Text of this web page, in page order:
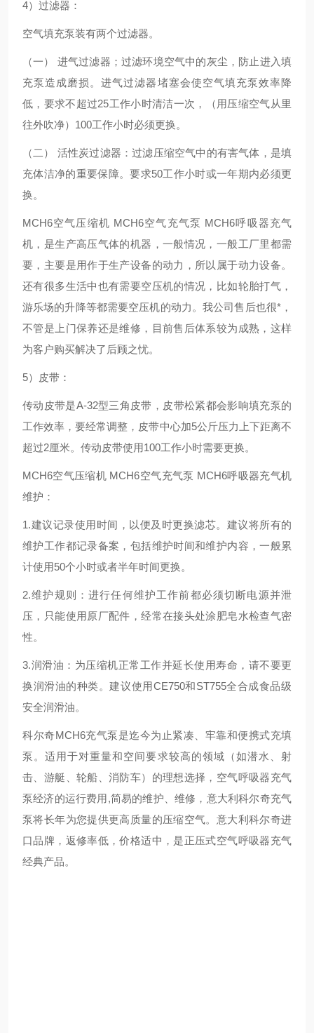
4）过滤器：
空气填充泵装有两个过滤器。
（一） 进气过滤器；过滤环境空气中的灰尘，防止进入填
充泵造成磨损。进气过滤器堵塞会使空气填充泵效率降
低，要求不超过25工作小时清洁一次，（用压缩空气从里
往外吹净）100工作小时必须更换。
（二） 活性炭过滤器：过滤压缩空气中的有害气体，是填
充体洁净的重要保障。要求50工作小时或一年期内必须更
换。
MCH6空气压缩机 MCH6空气充气泵 MCH6呼吸器充气
机，是生产高压气体的机器，一般情况，一般工厂里都需
要，主要是用作于生产设备的动力，所以属于动力设备。
还有很多生活中也有需要空压机的情况，比如轮胎打气，
游乐场的升降等都需要空压机的动力。我公司售后也很*，
不管是上门保养还是维修，目前售后体系较为成熟，这样
为客户购买解决了后顾之忧。
5）皮带：
传动皮带是A-32型三角皮带，皮带松紧都会影响填充泵的
工作效率，要经常调整，皮带中心加5公斤压力上下距离不
超过2厘米。传动皮带使用100工作小时需要更换。
MCH6空气压缩机 MCH6空气充气泵 MCH6呼吸器充气机
维护：
1.建议记录使用时间，以便及时更换滤芯。建议将所有的
维护工作都记录备案，包括维护时间和维护内容，一般累
计使用50个小时或者半年时间更换。
2.维护规则：进行任何维护工作前都必须切断电源并泄
压，只能使用原厂配件，经常在接头处涂肥皂水检查气密
性。
3.润滑油：为压缩机正常工作并延长使用寿命，请不要更
换润滑油的种类。建议使用CE750和ST755全合成食品级
安全润滑油。
科尔奇MCH6充气泵是迄今为止紧凑、牢靠和便携式充填
泵。适用于对重量和空间要求较高的领域（如潜水、射
击、游艇、轮船、消防车）的理想选择，空气呼吸器充气
泵经济的运行费用,简易的维护、维修，意大利科尔奇充气
泵将长年为您提供更高质量的压缩空气。意大利科尔奇进
口品牌，返修率低，价格适中，是正压式空气呼吸器充气
经典产品。